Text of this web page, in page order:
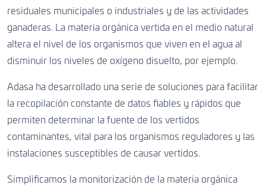
residuales municipales o industriales y de las actividades
ganaderas. La materia orgánica vertida en el medio natural
altera el nivel de los organismos que viven en el agua al
disminuir los niveles de oxígeno disuelto, por ejemplo.
Adasa ha desarrollado una serie de soluciones para facilitar
la recopilación constante de datos fiables y rápidos que
permiten determinar la fuente de los vertidos
contaminantes, vital para los organismos reguladores y las
instalaciones susceptibles de causar vertidos.
Simplificamos la monitorización de la materia orgánica